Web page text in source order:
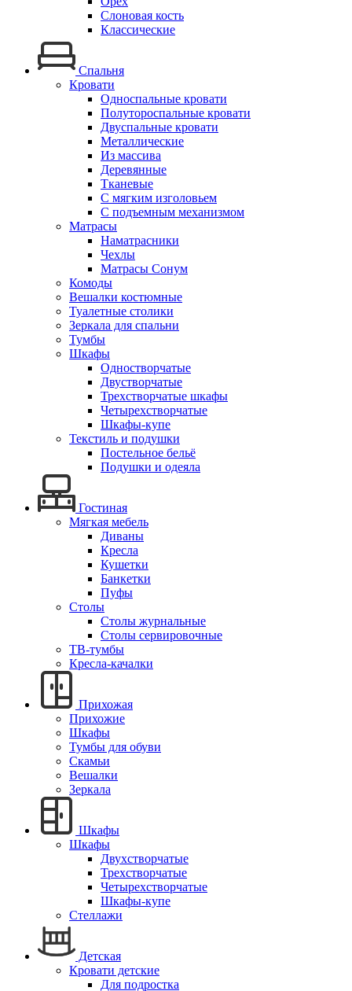
Слоновая кость
Классические
Спальня
Кровати
Односпальные кровати
Полутороспальные кровати
Двуспальные кровати
Металлические
Из массива
Деревянные
Тканевые
С мягким изголовьем
С подъемным механизмом
Матрасы
Наматрасники
Чехлы
Матрасы Сонум
Комоды
Вешалки костюмные
Туалетные столики
Зеркала для спальни
Тумбы
Шкафы
Одностворчатые
Двустворчатые
Трехстворчатые шкафы
Четырехстворчатые
Шкафы-купе
Текстиль и подушки
Постельное бельё
Подушки и одеяла
Гостиная
Мягкая мебель
Диваны
Кресла
Кушетки
Банкетки
Пуфы
Столы
Столы журнальные
Столы сервировочные
ТВ-тумбы
Кресла-качалки
Прихожая
Прихожие
Шкафы
Тумбы для обуви
Скамьи
Вешалки
Зеркала
Шкафы
Шкафы
Двухстворчатые
Трехстворчатые
Четырехстворчатые
Шкафы-купе
Стеллажи
Детская
Кровати детские
Для подростка